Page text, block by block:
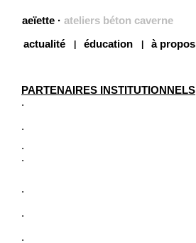
aeïette · ateliers béton caverne
actualité
éducation à propos
PARTENAIRES INSTITUTIONNELS
.
.
.
.
.
.
.